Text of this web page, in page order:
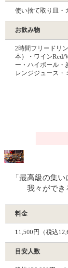
使い捨て取り皿・
お飲み物
2時間フリードリ
本）・ワインRed/
ー・ハイボール・
レンジジュース・
「最高級の集
我々ができ
料金
11,500円（税込
目安人数